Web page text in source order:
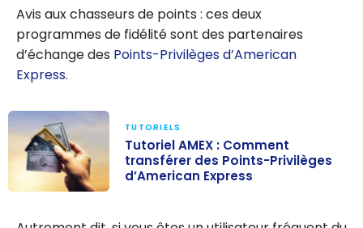
Avis aux chasseurs de points : ces deux
programmes de fidélité sont des partenaires
d’échange des Points-Privilèges d’American
Express.
Comment
TUTORIELS
Tutoriel AMEX : Comment
transférer des Points-Privilèges
d’American Express